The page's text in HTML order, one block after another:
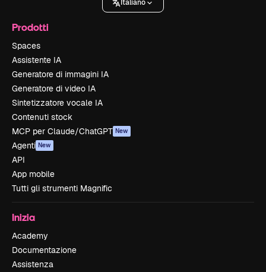
Italiano
Prodotti
Spaces
Assistente IA
Generatore di immagini IA
Generatore di video IA
Sintetizzatore vocale IA
Contenuti stock
MCP per Claude/ChatGPT New
Agenti New
API
App mobile
Tutti gli strumenti Magnific
Inizia
Academy
Documentazione
Assistenza